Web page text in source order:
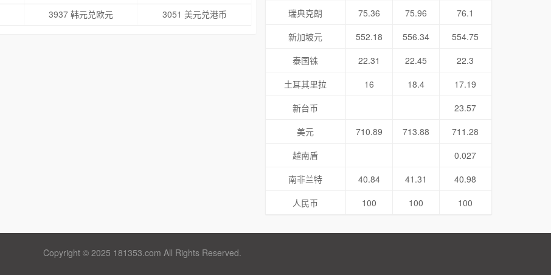
3937 韩元兑欧元 3051 美元兑港币
瑞典克朗
75.36 75.96
76.1
新加坡元
552.18 556.34
554.75
泰国铢
22.31 22.45
22.3
土耳其里拉
16 18.4
17.19
新台币
23.57
美元
710.89 713.88
711.28
越南盾
0.027
南非兰特
40.84 41.31
40.98
人民币
100 100 100
Copyright © 2025 181353.com All Rights Reserved.